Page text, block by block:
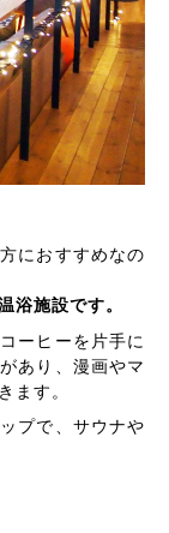
におすすめなの
浴施設です。
ーヒーを片手に
あり、漫画やマ
ます。
プで、サウナや